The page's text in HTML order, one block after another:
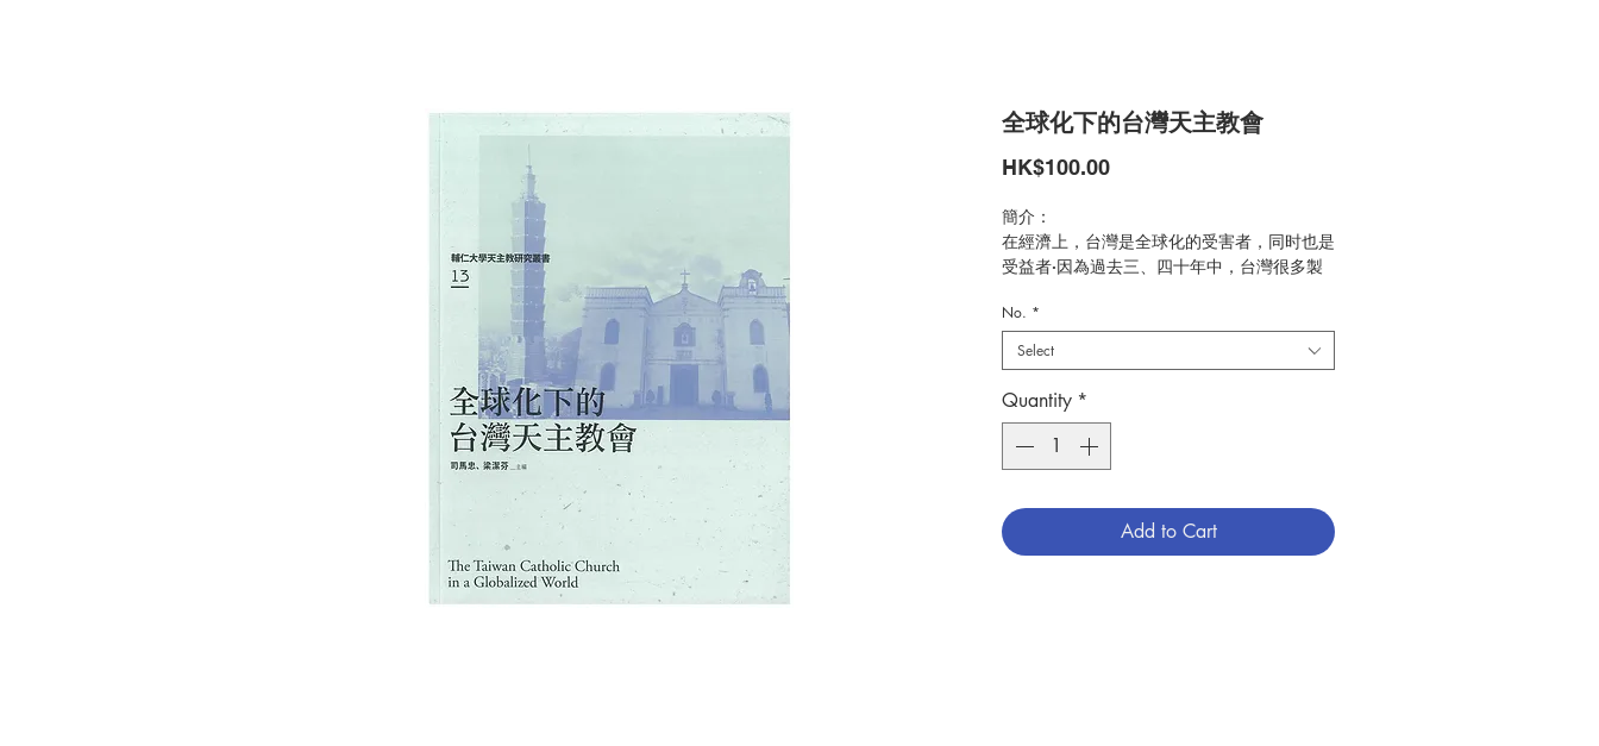
全球化下的台灣天主教會
HK$100.00Price
簡介：
在經濟上，台灣是全球化的受害者，同时也是
受益者·因為過去三、四十年中，台灣很多製
灣的經濟和人力資源。但自2019年起，在中
美科技戰中，台灣的半導體業出產全球八成的
晶片，這使台灣因此而起飛的經濟，受益於全
球化。
天主教會是一個道德性的全球化載體。她和當
地文化相遇，舆其他全球化的行動者和當地文
例，討論這個問題。探討天主教會在全球化
下，和當地文化所產生的互動。
No. *
Select
Quantity *
Add to Cart